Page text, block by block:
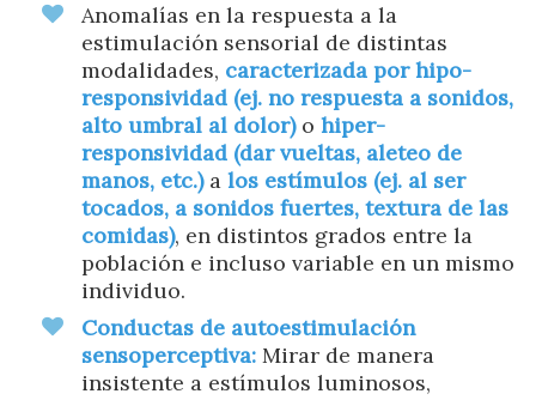
Anomalías en la respuesta a la
estimulación sensorial de distintas
modalidades, caracterizada por hipo-
responsividad (ej. no respuesta a sonidos,
alto umbral al dolor)o hiper-
responsividad (dar vueltas, aleteo de
manos, etc.) a los estímulos (ej. al ser
tocados, a sonidos fuertes, textura de las
comidas), en distintos grados entre la
población e incluso variable en un mismo
individuo.
Conductas de autoestimulación
sensoperceptiva: Mirar de manera
insistente a estímulos luminosos,